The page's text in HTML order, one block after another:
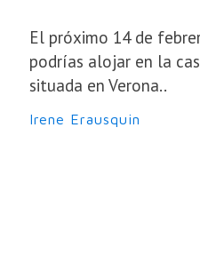
El próximo 14 de
podrías alojar en la
situada en Verona..
Irene Erausquin